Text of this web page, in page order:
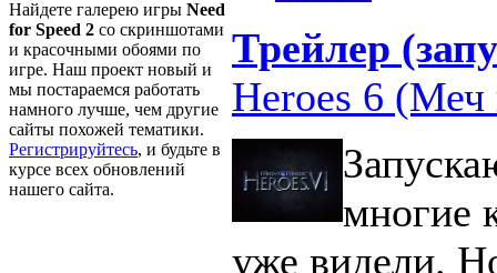
Найдете галерею игры Need
for Speed 2 со скриншотами
и красочными обоями по
игре. Наш проект новый и
мы постараемся работать
намного лучше, чем другие
сайты похожей тематики.
Регистрируйтесь, и будьте в
курсе всех обновлений
нашего сайта.
Трейлер
Heroes 6 (Меч
многие
уже видели.